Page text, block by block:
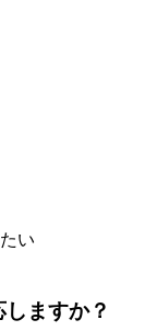
い
ますか？